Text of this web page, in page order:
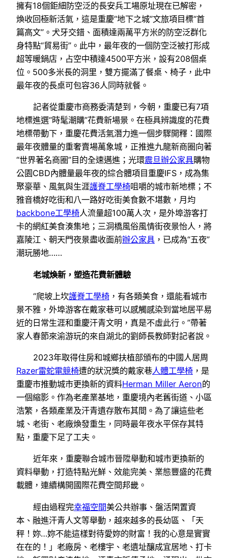
擁有18個鉅細防空泛的長安兵工場原址現在已解密，
煥收回極新活氣，這是重慶“地下之城”文旅項目標“首
篇高文”。犬牙交錯、面積達兩萬平方米的防空泛群化
身特點“貿易街”。此中，最年夜的一個防空泛被打形成
超等暖鍋店，占空中積達4500平方米，設有208個桌
位。500多米長的洞里，雙方擺滿了餐桌、椅子，此中
最年夜的長桌可包容36人同時就餐。
記者從重慶市商務委清楚到，今朝，重慶已有7項
地標進選“時髦潮購”花費新場景。在極具辨識度的花費
地標帶動下，重慶花費活氣潛力進一個步驟開釋：國際
最年夜體量的重奢賣場萬象城，正推進九龍新商圈向著
“世界著名商圈”目的全速邁進；光環震旦辦公家具購物
公園CBD內體量最年夜的綜合體項目重慶IFS，成為集
聚豪華、風氣與生涯護脊工學椅咀嚼的城市新地標；不
雅音橋好吃街和八一路好吃街美食數不堪數，月均
backbone工學椅人流量超100萬人次，是外埠游客打
卡的網紅美食湊集地；三洞橋風俗風情街夜景怡人，將
嘉陵江、朝天門夜景盡收面前辦公家具 ，已成為“五夜”
潮玩勝地……
老城煥新，塑造花費新體驗
“爬坡上坎護脊工學椅，有各類美食，還能看城市
景不雅，外埠游客在戴家巷可以感觸感染到當地居平易
近的日常生涯和重慶汗青文明，真是不虛此行。”帶著
家人春節來渝游玩的來自湖北的劉師長教師對記者說。
2023年取得住房和城鄉扶植部頒布的中國人居周
Razer雷蛇電競椅遭的狀況獎的戴家巷人體工學椅 ，是
重慶市推動城市更換新的資料Herman Miller Aeron的
一個縮影。作為老產業基地，重慶境內老舊街道、小區
浩繁，各類產業及汗青遺存散布其間。為了讓這些老
城、老街、老廠煥發重生，同時最年夜水平保存其特
點，重慶下足了工夫。
近年來，重慶聯合城市晉陞舉動和城市更換新的
資料舉動，打造特點光鮮、效能完美、業態豐盛的花費
載體，連續構開國際花費空間邦畿。
經由過程完幸福空間美公共辦事、盤活閑置資
本、融進汗青人文等舉動，越來越多的長幼區、「天
秤！妳…妳不能這樣對待愛妳的財富！我的心意是實實
在在的！」老廠房、老樓宇、老遺址釀成宜居地、打卡